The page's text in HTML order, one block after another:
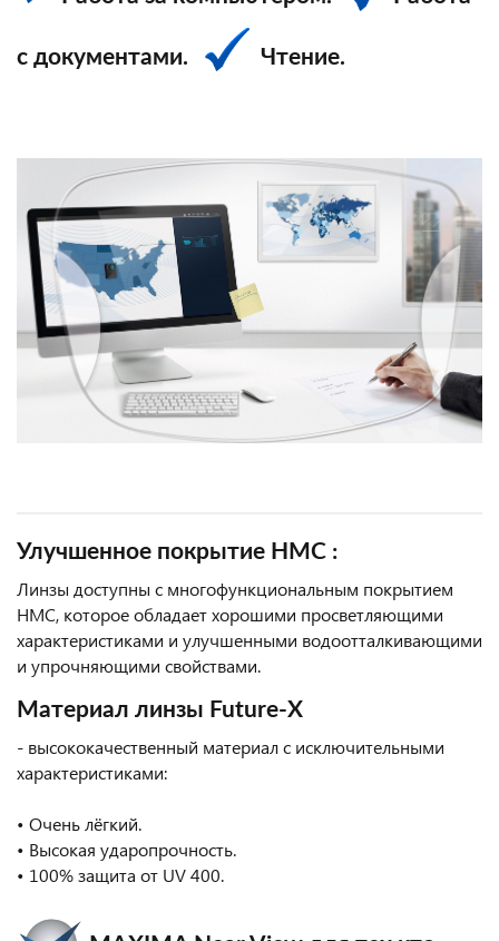
с документами. Чтение.
Улучшенное покрытие HMC :
Линзы доступны с многофункциональным покрытием
HMC, которое обладает хорошими просветляющими
характеристиками и улучшенными водоотталкивающими
и упрочняющими свойствами.
Материал линзы Future-X
- высококачественный материал с исключительными
характеристиками:
• Очень лёгкий.
• Высокая ударопрочность.
• 100% защита от UV 400.